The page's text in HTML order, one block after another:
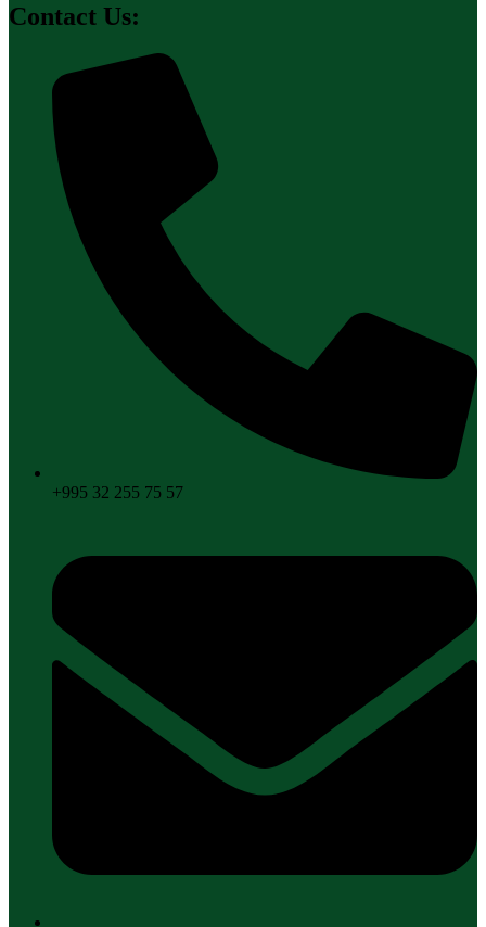
Contact Us:
+995 32 255 75 57